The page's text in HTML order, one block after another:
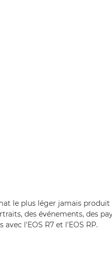
le plus léger jamais produit
des événements, des
l'EOS R7 et l'EOS RP.